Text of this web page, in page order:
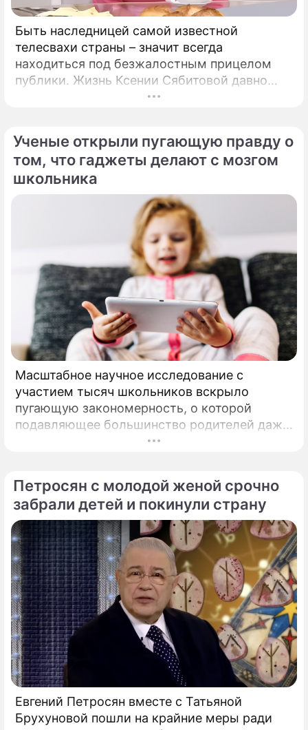
Быть наследницей самой известной
телесвахи страны – значит всегда
находиться под безжалостным прицелом
публики. Жизнь Ксении Сябитовой давно
рассматривают под мощной лупой.
Ученые открыли пугающую правду о
том, что гаджеты делают с мозгом
школьника
Масштабное научное исследование с
участием тысяч школьников вскрыло
пугающую закономерность, о которой
подавляющее большинство родителей даже
не догадывалось. Привычка дарить ребенку
подростковом возрасте обворачивается
скрытым провалом в учебе.
Петросян с молодой женой срочно
забрали детей и покинули страну
Евгений Петросян вместе с Татьяной
Брухуновой пошли на крайние меры ради